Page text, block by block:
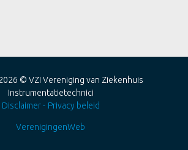
© VZI Vereniging van Ziekenhuis
Instrumentatietechnici
Disclaimer
Privacy beleid
VerenigingenWeb